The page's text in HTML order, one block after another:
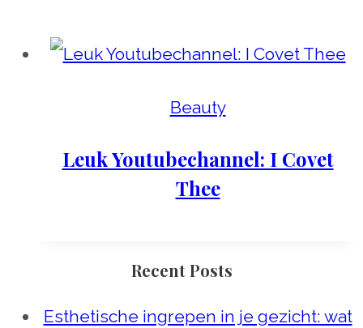
Beauty
Leuk Youtubechannel: I Covet
Thee
Recent Posts
Esthetische ingrepen in je gezicht: wat